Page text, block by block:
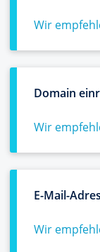
Wir
Domain
Wir
E-Mail-
Wir